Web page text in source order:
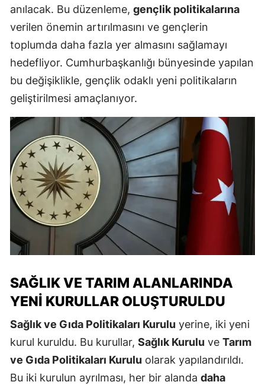
anılacak. Bu düzenleme, gençlik politikalarına
verilen önemin artırılmasını ve gençlerin
toplumda daha fazla yer almasını sağlamayı
hedefliyor. Cumhurbaşkanlığı bünyesinde yapılan
bu değişiklikle, gençlik odaklı yeni politikaların
geliştirilmesi amaçlanıyor.
SAĞLIK VE TARIM ALANLARINDA
YENI KURULLAR OLUŞTURULDU
Sağlık ve Gıda Politikaları Kurulu yerine, iki yeni
kurul kuruldu. Bu kurullar, Sağlık Kurulu ve Tarım
ve Gıda Politikaları Kurulu olarak yapılandırıldı.
Bu iki kurulun ayrılması, her bir alanda daha